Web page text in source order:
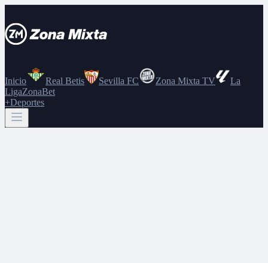
Inicio Real Betis Sevilla FC Zona Mixta TV
La
LigaZonaBet
+Deportes